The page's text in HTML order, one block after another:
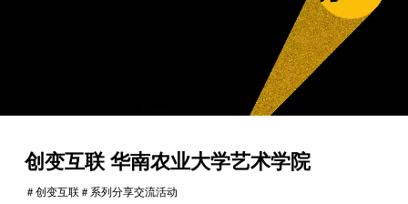
创变互联 华南农业大学艺术学院
＃创变互联＃系列分享交流活动